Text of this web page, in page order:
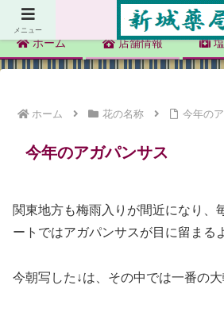
新城薬局
ホーム 店舗情報 塩
ホーム 花の名称 今年の
今年のアガパンサス
関東地方も梅雨入りが間近になり、
ートではアガパンサスが目に留まる
今朝写した↓は、その中では一番の大
メニュー